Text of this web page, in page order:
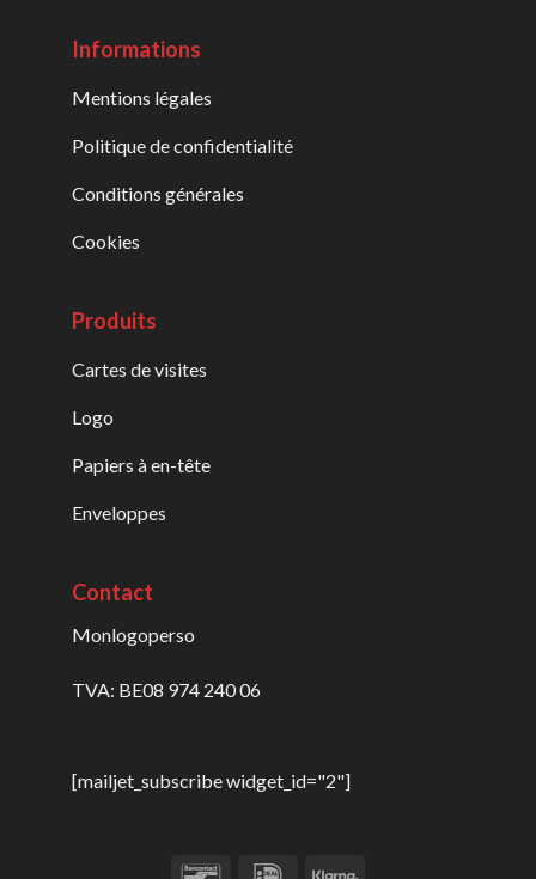
Informations
Mentions légales
Politique de confidentialité
Conditions générales
Cookies
Produits
Cartes de visites
Logo
Papiers à en-tête
Enveloppes
Contact
Monlogoperso
TVA: BE08 974 240 06
[mailjet_subscribe widget_id="2"]